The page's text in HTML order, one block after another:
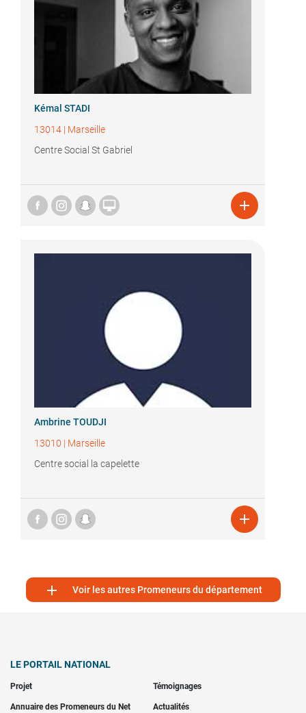
Kémal STADI
13014 | Marseille
Centre Social St Gabriel
 
Ambrine TOUDJI
13010 | Marseille
Centre social la capelette

 Voir les autres Promeneurs du département
LE PORTAIL NATIONAL
Projet Témoignages
Annuaire des Promeneurs du Net Actualités